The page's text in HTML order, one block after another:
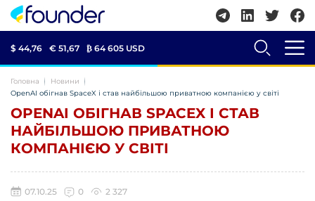
$ 44,76 € 51,67 ₿ 64 605 USD
Головна
Новини
OpenAI обігнав SpaceX і став найбільшою приватною компанією у світі
OPENAI ОБІГНАВ SPACEX І СТАВ
НАЙБІЛЬШОЮ ПРИВАТНОЮ
КОМПАНІЄЮ У СВІТІ
07.10.25 0
2 327